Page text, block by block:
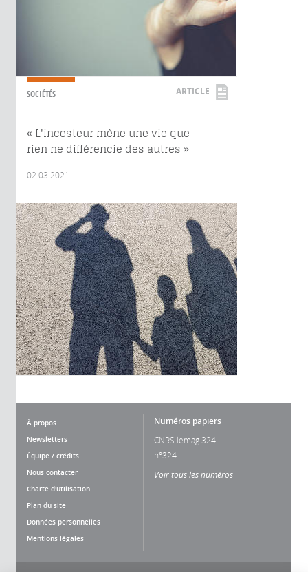
SOCIÉTÉS ARTICLE
« L'incesteur mène une vie que
rien ne différencie des autres »
02.03.2021
À propos
Newsletters
Équipe / crédits
Nous contacter
Charte d'utilisation
Plan du site
Données personnelles
Mentions légales
Numéros papiers
CNRS lemag 324
n°324
Voir tous les numéros